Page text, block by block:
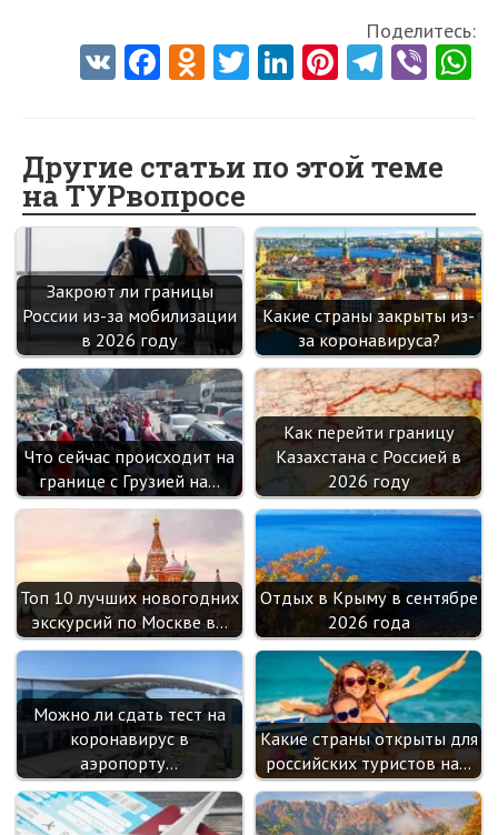
Поделитесь:
V Fa
o
o
k
O
o
kl
as
sn
ik
i
T
er
Li
dI
n
Pi
es
t
Te
a
m
Vi
Другие статьи по этой теме
на ТУРвопросе
Закроют ли границы
России из-за мобилизации
в 2026 году
Какие страны закрыты из-
за коронавируса?
Что сейчас происходит на
границе с Грузией на…
Как перейти границу
Казахстана с Россией в
2026 году
Топ 10 лучших новогодних
экскурсий по Москве в…
Отдых в Крыму в сентябре
2026 года
Можно ли сдать тест на
коронавирус в
аэропорту…
Какие страны открыты для
российских туристов на…